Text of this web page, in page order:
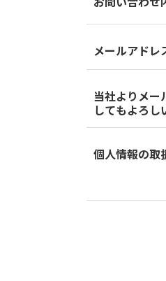
メールアドレ
当社よりメー
してもよろし
個人情報の取